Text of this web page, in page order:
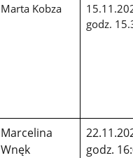
Marta Kobza
godz.
Marcelina
Wnęk
godz.